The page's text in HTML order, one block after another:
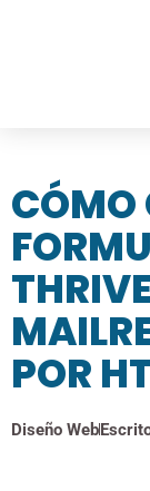
CÓMO
POR
Diseño Web